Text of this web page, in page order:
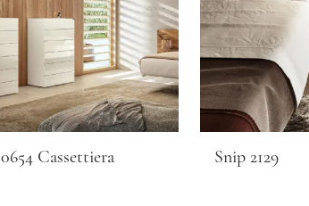
Cassettiera Snip 2129